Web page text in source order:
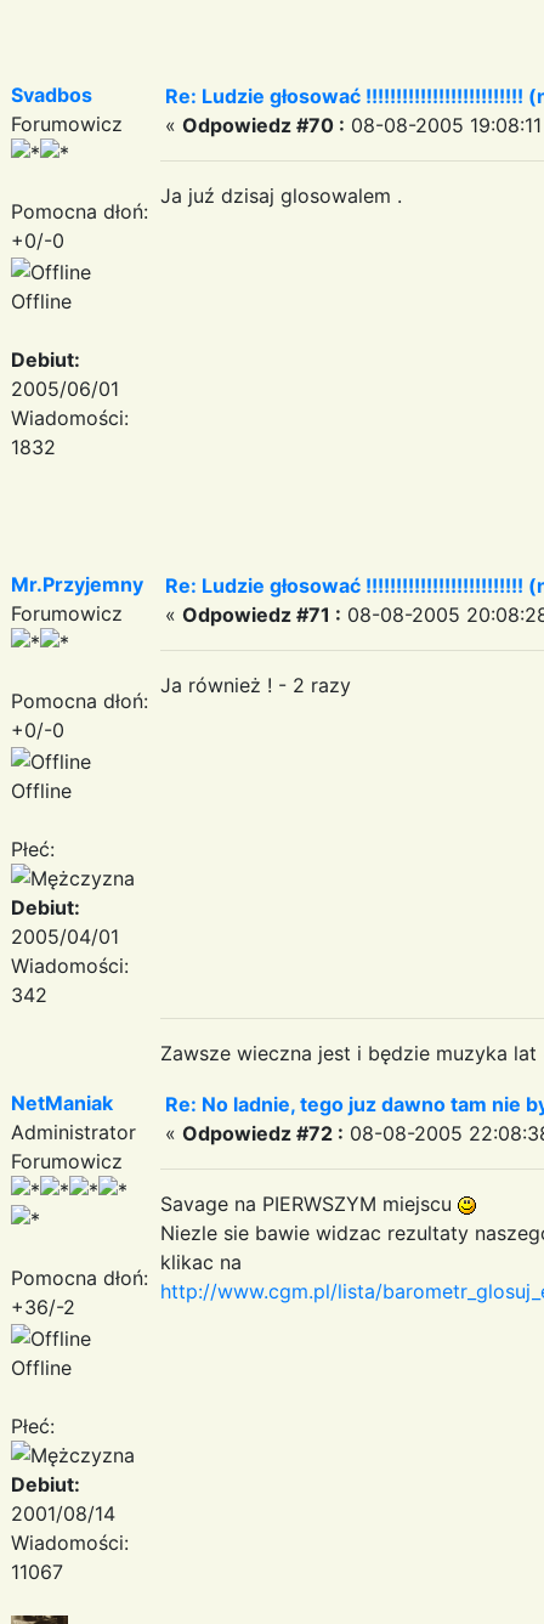
Svadbos
Forumowicz
Pomocna dłoń:
+0/-0
Offline
Debiut:
2005/06/01
Wiadomości:
1832
Re: Ludzie głosować !!!!!!!!!!!!!!!!!!!!!!!!!!
« Odpowiedz #70 : 08-08-2005
Ja juź dzisaj glosowalem .
Mr.Przyjemny
Forumowicz
Pomocna dłoń:
+0/-0
Offline
Płeć:
Debiut:
2005/04/01
Wiadomości:
342
Re: Ludzie głosować !!!!!!!!!!!!!!!!!!!!!!!!!!
« Odpowiedz #71 : 08-08-2005
Ja również ! - 2 razy
Zawsze wieczna jest i będzie muzyka
NetManiak
Administrator
Forumowicz
Pomocna dłoń:
+36/-2
Offline
Płeć:
Debiut:
2001/08/14
Wiadomości:
11067
Re: No ladnie, tego juz dawno tam nie
« Odpowiedz #72 : 08-08-2005
Savage na PIERWSZYM miejscu
Niezle sie bawie widzac rezultaty
klikac na
http://www.cgm.pl/lista/